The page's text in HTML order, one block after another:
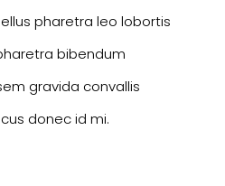
pharetra leo lobortis
bibendum
gravida convallis
donec id mi.